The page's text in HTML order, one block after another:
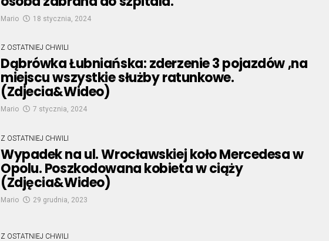
Mario 18 stycznia, 2024
Z OSTATNIEJ CHWILI
Dąbrówka Łubniańska: zderzenie 3 pojazdów ,na
miejscu wszystkie służby ratunkowe.
(Zdjecia&Wideo)
Mario 7 stycznia, 2024
Z OSTATNIEJ CHWILI
Wypadek na ul. Wrocławskiej koło Mercedesa w
Opolu. Poszkodowana kobieta w ciąży
(Zdjęcia&Wideo)
Mario 29 grudnia, 2023
Z OSTATNIEJ CHWILI